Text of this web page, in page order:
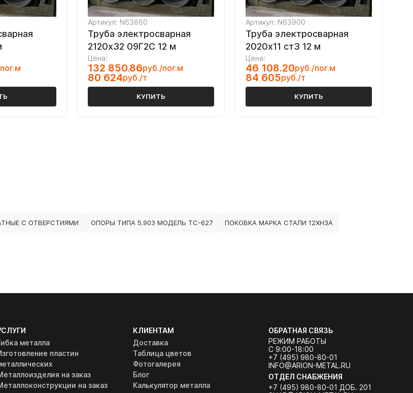
Артикул: N63860
Труба электросварная
2120х32 09Г2С 12 м
Цена:
132 850.86руб./пог.м
80 624руб./т
КУПИТЬ
Артикул: N63900
Труба электросварная
2020х11 ст3 12 м
Цена:
46 108.20руб./пог.м
84 605руб./т
КУПИТЬ
С ОТВЕРСТИЯМИ ОПОРЫ ТИПА 5.903 МОДЕЛЬ ТС-627 ПОКОВКА МАРКА СТАЛИ 12ХН3А
металла
пластин
на заказ
на заказ
КЛИЕНТАМ
Доставка
Таблица цветов
Фотогалерея
Блог
Калькулятор металла
ОБРАТНАЯ СВЯЗЬ
РЕЖИМ РАБОТЫ
С 9:00-18:00
+7 (495) 980-80-01
INFO@ARION-METAL.RU
ОТДЕЛ СНАБЖЕНИЯ
+7 (495) 980-80-01 ДОБ. 201